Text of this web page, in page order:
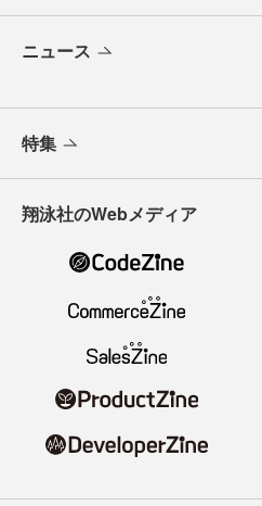
ニュース
特集
翔泳社のWebメディア